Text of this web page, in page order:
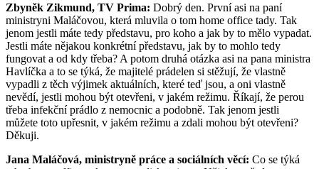
Zbyněk Zikmund, TV Prima: Dobrý den. První asi na paní
ministryni Maláčovou, která mluvila o tom home office tady. Tak
jenom jestli máte tedy představu, pro koho a jak by to mělo vypadat.
Jestli máte nějakou konkrétní představu, jak by to mohlo tedy
fungovat a od kdy třeba? A potom druhá otázka asi na pana ministra
Havlíčka a to se týká, že majitelé prádelen si stěžují, že vlastně
vypadli z těch výjimek aktuálních, které teď jsou, a oni vlastně
nevědí, jestli mohou být otevřeni, v jakém režimu. Říkají, že perou
třeba infekční prádlo z nemocnic a podobně. Tak jenom jestli
můžete toto upřesnit, v jakém režimu a zdali mohou být otevřeni?
Děkuji.
Jana Maláčová, ministryně práce a sociálních věcí: Co se týká